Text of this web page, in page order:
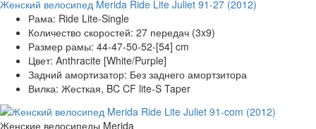
Женский велосипед Merida Ride Lite Juliet 91-27 (2012)
Рама: Ride Lite-Single
Количество скоростей: 27 передач (3x9)
Размер рамы: 44-47-50-52-[54] cm
Цвет: Anthracite [White/Purple]
Задний амортизатор: Без заднего амортзитора
Вилка: Жесткая, BC CF lite-S Taper
Женские велосипеды Merida